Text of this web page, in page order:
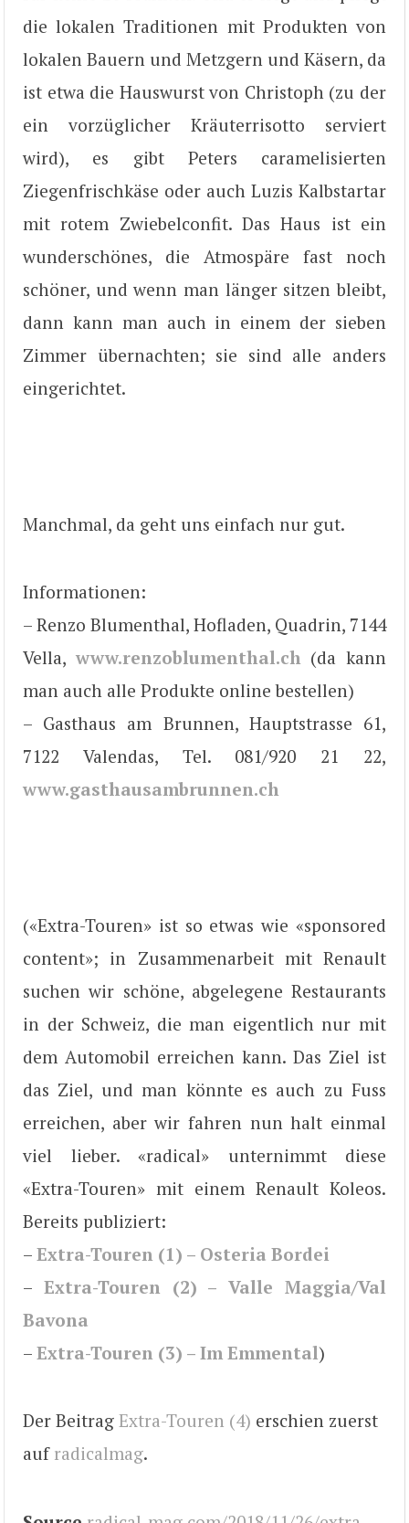
die lokalen Traditionen mit Produkten von
lokalen Bauern und Metzgern und Käsern, da
ist etwa die Hauswurst von Christoph (zu der
ein vorzüglicher Kräuterrisotto serviert
wird), es gibt Peters caramelisierten
Ziegenfrischkäse oder auch Luzis Kalbstartar
mit rotem Zwiebelconfit. Das Haus ist ein
wunderschönes, die Atmospäre fast noch
schöner, und wenn man länger sitzen bleibt,
dann kann man auch in einem der sieben
Zimmer übernachten; sie sind alle anders
eingerichtet.
Manchmal, da geht uns einfach nur gut.
Informationen:
– Renzo Blumenthal, Hofladen, Quadrin, 7144
Vella, www.renzoblumenthal.ch (da kann
man auch alle Produkte online bestellen)
– Gasthaus am Brunnen, Hauptstrasse 61,
7122 Valendas, Tel. 081/920 21 22,
www.gasthausambrunnen.ch
(«Extra-Touren» ist so etwas wie «sponsored
content»; in Zusammenarbeit mit Renault
suchen wir schöne, abgelegene Restaurants
in der Schweiz, die man eigentlich nur mit
dem Automobil erreichen kann. Das Ziel ist
das Ziel, und man könnte es auch zu Fuss
erreichen, aber wir fahren nun halt einmal
viel lieber. «radical» unternimmt diese
«Extra-Touren» mit einem Renault Koleos.
Bereits publiziert:
– Extra-Touren (1) – Osteria Bordei
– Extra-Touren (2) – Valle Maggia/Val
Bavona
– Extra-Touren (3) – Im Emmental)
Der Beitrag Extra-Touren (4) erschien zuerst
auf radicalmag.